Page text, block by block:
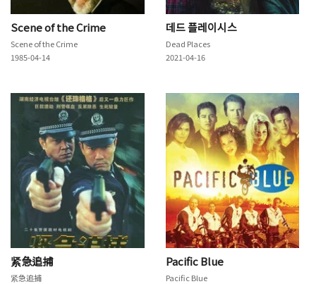
Scene of the Crime
Scene of the Crime
1985-04-14
데드 플레이시스
Dead Places
2021-04-16
紧急追捕
紧急追捕
Pacific Blue
Pacific Blue